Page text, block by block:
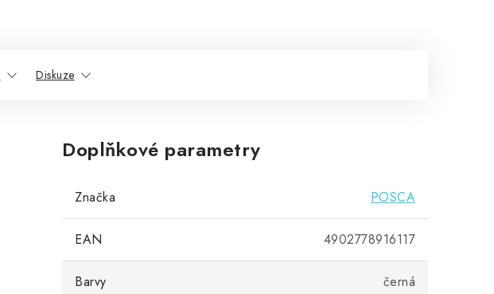
Diskuze
Doplňkové parametry
Značka POSCA
EAN 4902778916117
Barvy černá